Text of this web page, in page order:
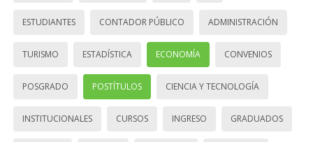
ESTUDIANTES CONTADOR PÚBLICO ADMINISTRACIÓN
TURISMO ESTADÍSTICA ECONOMÍA CONVENIOS
POSGRADO POSTÍTULOS CIENCIA Y TECNOLOGÍA
INSTITUCIONALES CURSOS INGRESO GRADUADOS